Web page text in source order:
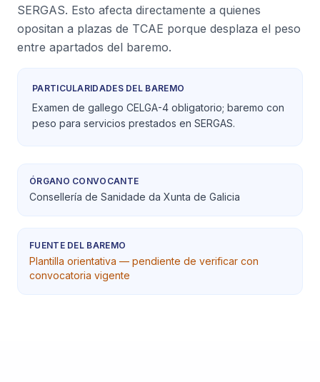
SERGAS. Esto afecta directamente a quienes
opositan a plazas de TCAE porque desplaza el peso
entre apartados del baremo.
PARTICULARIDADES DEL BAREMO
Examen de gallego CELGA-4 obligatorio; baremo con
peso para servicios prestados en SERGAS.
ÓRGANO CONVOCANTE
Consellería de Sanidade da Xunta de Galicia
FUENTE DEL BAREMO
Plantilla orientativa — pendiente de verificar con
convocatoria vigente